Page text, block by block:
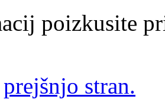
poizkusite
prejšnjo stran.